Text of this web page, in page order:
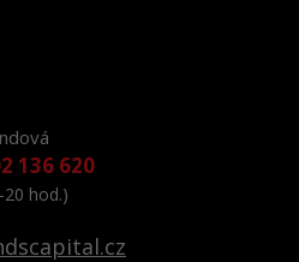
136 620
hod.)